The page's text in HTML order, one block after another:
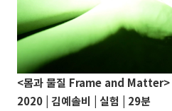
<몸과 물질 Frame and Matter>
2020 | 김예솔비 | 실험 | 29분